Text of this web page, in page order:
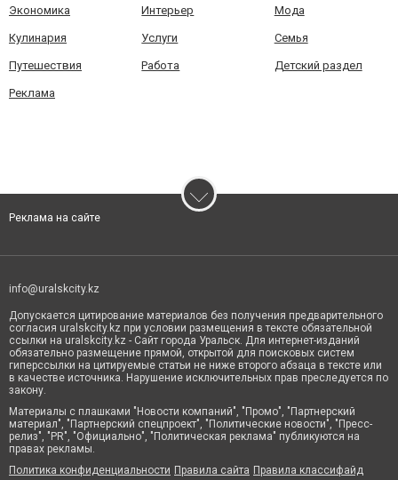
Экономика Интерьер Мода
Кулинария Услуги Семья
Путешествия Работа Детский раздел
Реклама
Реклама на сайте
info@uralskcity.kz
Допускается цитирование материалов без получения предварительного
согласия uralskcity.kz при условии размещения в тексте обязательной
ссылки на uralskcity.kz - Сайт города Уральск. Для интернет-изданий
обязательно размещение прямой, открытой для поисковых систем
гиперссылки на цитируемые статьи не ниже второго абзаца в тексте или
в качестве источника. Нарушение исключительных прав преследуется по
закону.
Материалы с плашками "Новости компаний", "Промо", "Партнерский
материал", "Партнерский спецпроект", "Политические новости", "Пресс-
релиз", "PR", "Официально", "Политическая реклама" публикуются на
правах рекламы.
Политика конфиденциальности Правила сайта Правила классифайд